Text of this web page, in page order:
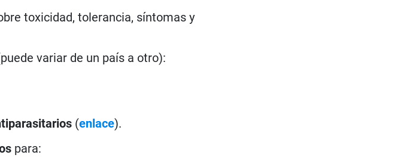
toxicidad, tolerancia, síntomas y
variar de un país a otro):
(enlace).
para: